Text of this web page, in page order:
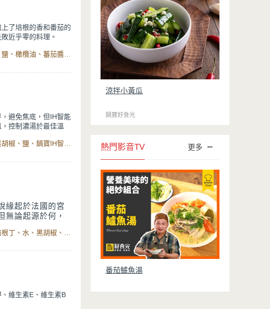
了培根的香和番茄的
近乎零的料理。
避免焦底，但IH智能
控制濃湯於最佳溫
緣起於法國的宮
無論起源於何，
電子鍋能提供更
維生素E、維生素B
涼拌小黃瓜
鍋寶好食光
熱門影音TV 更多
番茄鱸魚湯